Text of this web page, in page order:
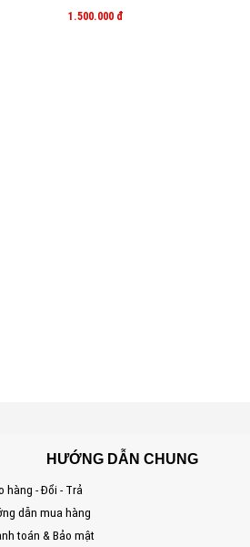
1.500.000 đ
HƯỚNG DẪN CHUNG
- Đổi - Trả
mua hàng
& Bảo mật